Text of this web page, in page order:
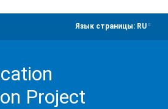
Язык страницы: RU
Project